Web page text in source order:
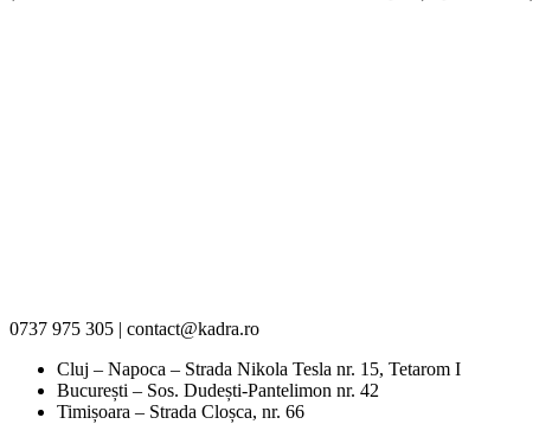
0737 975 305 | contact@kadra.ro
Cluj – Napoca – Strada Nikola Tesla nr. 15, Tetarom I
București – Sos. Dudești-Pantelimon nr. 42
Timișoara – Strada Cloșca, nr. 66